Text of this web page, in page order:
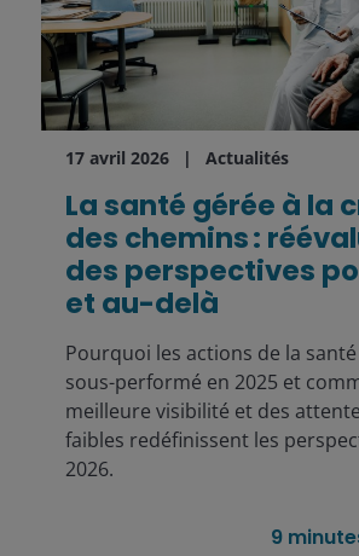
17 avril 2026 Actualités
La santé gérée à la
des chemins :
des perspectives
et au-delà
Pourquoi les actions de la
sous-performé en 2025 et
meilleure visibilité et des
faibles redéfinissent les
2026.
9